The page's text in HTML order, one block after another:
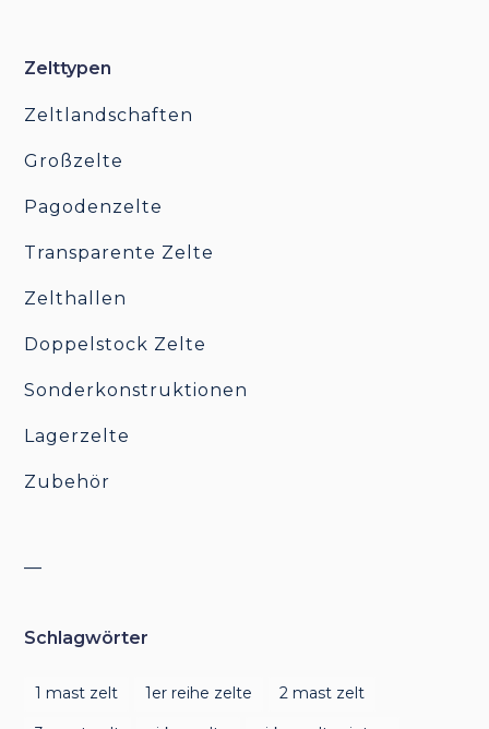
Zelttypen
Zeltlandschaften
Großzelte
Pagodenzelte
Transparente Zelte
Zelthallen
Doppelstock Zelte
Sonderkonstruktionen
Lagerzelte
Zubehör
Schlagwörter
1 mast zelt 1er reihe zelte 2 mast zelt